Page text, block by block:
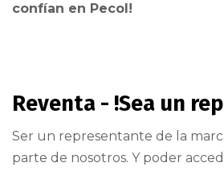
confían en Pecol!
Reventa - !Sea un
Ser un representante de la
parte de nosotros. Y poder